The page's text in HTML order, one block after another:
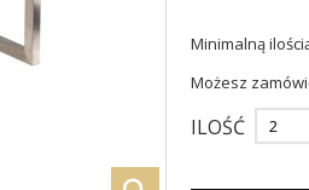
Minimalną
Możesz
ILOŚĆ